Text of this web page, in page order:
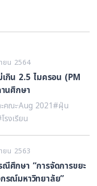
ยน 2564
เกิน 2.5 ไมครอน (PM
นศึกษา
คณะ·Aug 2021#ฝุ่น
รงเรียน
ยน 2563
ศึกษา “การจัดการขยะ
กรณ์มหาวิทยาลัย”